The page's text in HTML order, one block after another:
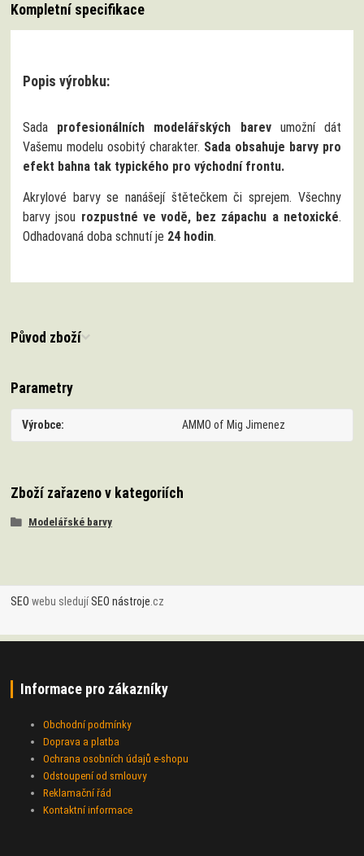
Kompletní specifikace
Popis výrobku:
Sada profesionálních modelářských barevumožní dát
Vašemu modelu osobitý charakter. Sada obsahuje barvy pro
efekt bahna tak typického pro východní frontu.
Akrylové barvy se nanášejí štětečkem či sprejem. Všechny
barvy jsou rozpustné ve vodě, bez zápachu a netoxické.
Odhadovaná doba schnutí je 24 hodin.
Původ zboží
Parametry
Výrobce AMMO of Mig Jimenez
Zboží zařazeno v kategoriích
Modelářské barvy
SEO webu sledujíSEO nástroje .cz
Informace pro zákazníky
Obchodní podmínky
Doprava a platba
Ochrana osobních údajů e-shopu
Odstoupení od smlouvy
Reklamační řád
Kontaktní informace